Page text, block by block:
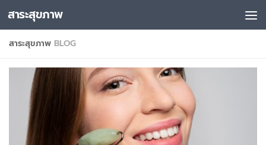
Skip to content
สาระสุขภาพ
สาระสุขภาพ BLOG